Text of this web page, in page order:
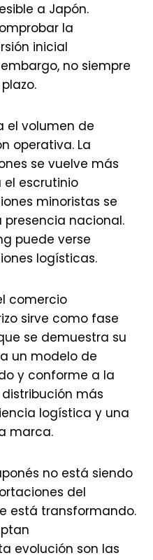
a Japón.
la
inicial
no siempre
el volumen de
operativa. La
se vuelve más
el escrutinio
minoristas se
nacional.
puede verse
logísticas.
comercio
sirve como fase
se demuestra su
un modelo de
y conforme a la
más
logística y una
marca.
no está siendo
del
está transformando.
evolución son las